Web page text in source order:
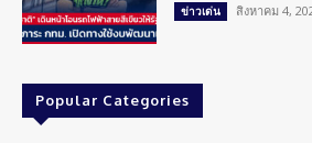
ข่าวเด่น สิงหาคม 4,
Popular Categories